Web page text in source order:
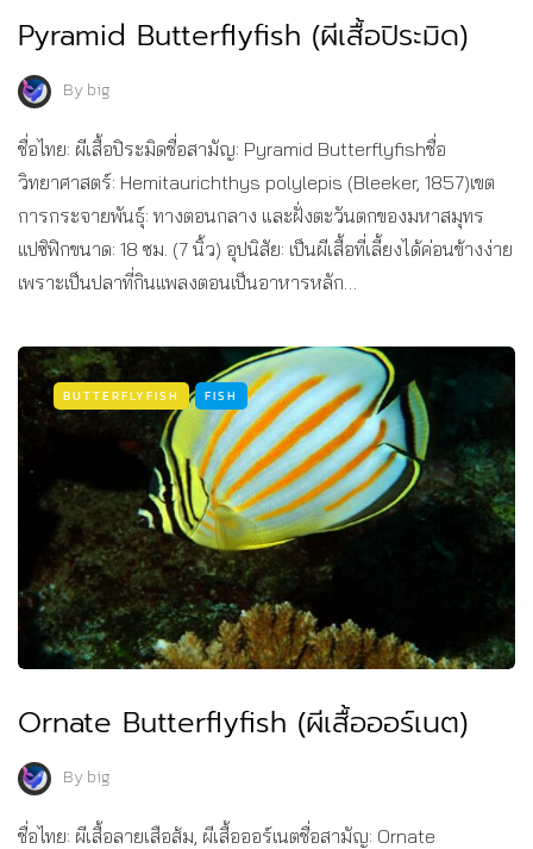
Pyramid Butterflyfish (ผีเสื้อปิระมิด)
Bybig
ชื่อไทย: ผีเสื้อปิระมิดชื่อสามัญ: Pyramid Butterflyfishชื่อ
วิทยาศาสตร์: Hemitaurichthys polylepis (Bleeker, 1857)เขต
การกระจายพันธุ์: ทางตอนกลาง และฝั่งตะวันตกของมหาสมุทร
แปซิฟิกขนาด: 18 ซม. (7 นิ้ว) อุปนิสัย: เป็นผีเสื้อที่เลี้ยงได้ค่อนข้างง่าย
เพราะเป็นปลาที่กินแพลงตอนเป็นอาหารหลัก…
BUTTERFLYFISH FISH
Ornate Butterflyfish (ผีเสื้อออร์เนต)
Bybig
ชื่อไทย: ผีเสื้อลายเสือส้ม, ผีเสื้อออร์เนตชื่อสามัญ: Ornate